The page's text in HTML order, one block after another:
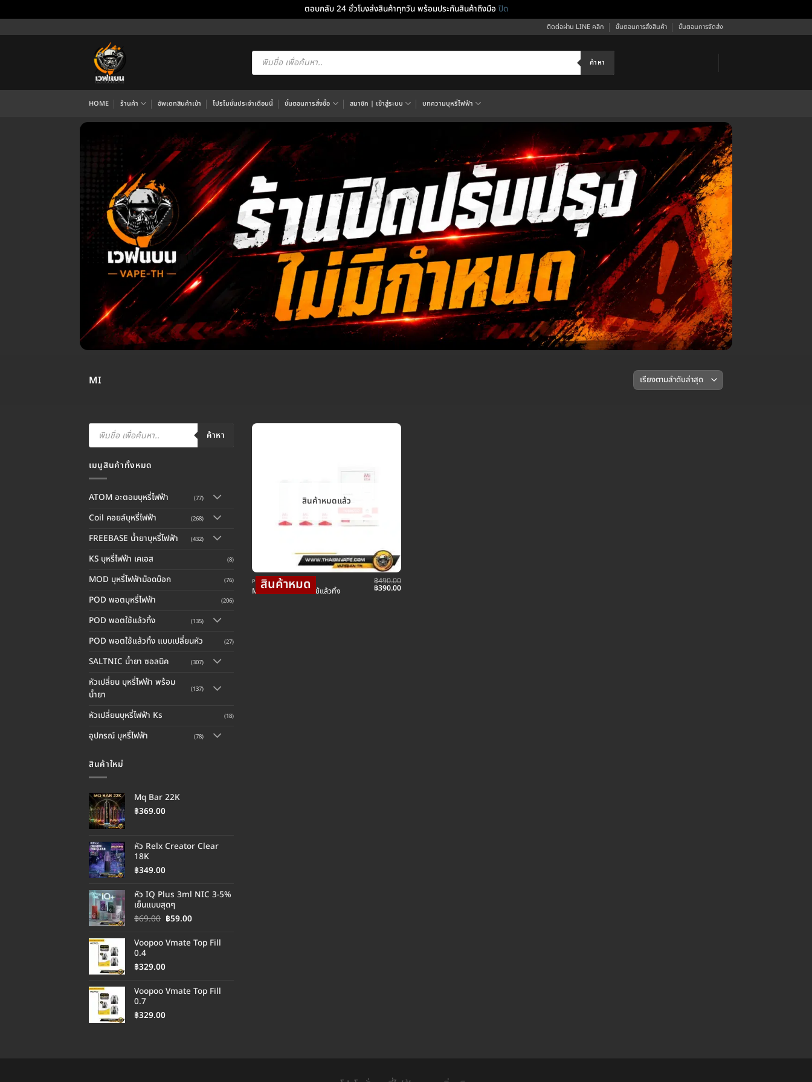
ตอบกลับ 24 ชั่วโมงส่งสินค้าทุกวัน พร้อมประกันสินค้าถึงมือ ปิด
ไป
ติดต่อผ่าน LINE คลิก ขั้นตอนการสั่งสินค้า ขั้นตอนการจัดส่ง
Products
search ค้าหา
HOME ร้านค้า อัพเดทสินค้าเข้า โปรโมชั่นประจำเดือนนี้ ขั้นตอนการสั่งซื้อ สมาชิก | เข้าสู่ระบบ บทความบุหรี่ไฟฟ้า
MI
Products
search ค้าหา
เมนูสินค้าทั้งหมด
ATOM อะตอมบุหรี่ไฟฟ้า (77)
Coil คอยล์บุหรี่ไฟฟ้า (268)
FREEBASE น้ำยาบุหรี่ไฟฟ้า (432)
KS บุหรี่ไฟฟ้า เคเอส (8)
MOD บุหรี่ไฟฟ้าม็อดบ๊อก (76)
POD พอตบุหรี่ไฟฟ้า (206)
POD พอตใช้แล้วทิ้ง (135)
POD พอตใช้แล้วทิ้ง แบบเปลี่ยนหัว (27)
SALTNIC น้ำยา ซอลนิค (307)
หัวเปลี่ยน บุหรี่ไฟฟ้า พร้อม
น้ำยา
(137)
หัวเปลี่ยนบุหรี่ไฟฟ้า Ks (18)
อุปกรณ์ บุหรี่ไฟฟ้า (78)
สินค้าใหม่
Mq Bar 22K
฿369.00
หัว Relx Creator Clear
18K
฿349.00
หัว IQ Plus 3ml NIC 3-5%
เย็นแบบสุดๆ
฿69.00 Original
was:
฿59.00Current
is:
฿59.00.
Voopoo Vmate Top Fill
0.4
฿329.00
Voopoo Vmate Top Fill
0.7
฿329.00
สินค้าหมดแล้ว
POD พอตใช้แล้วทิ้ง
MI STIK TOBACO ใช้แล้วทิ้ง
฿490.00
Original
price
฿390.00Current